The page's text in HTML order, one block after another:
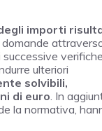
importi
ulteriori
solvibili,
di euro. In
la normativa,